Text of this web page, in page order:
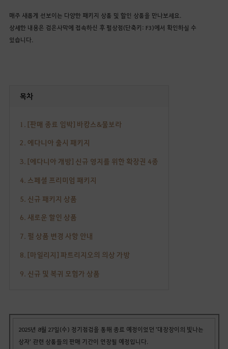
매주 새롭게 선보이는 다양한 패키지 상품 및 할인 상품을 만나보세요.
상세한 내용은 검은사막에 접속하신 후 펄상점(단축키: F3)에서 확인하실 수
있습니다.
목차
1. [판매 종료 임박] 바캉스&물보라
2. 에다니아 출시 패키지
3. [에다니아 개방] 신규 영지를 위한 확장권 4종
4. 스페셜 프리미엄 패키지
5. 신규 패키지 상품
6. 새로운 할인 상품
7. 펄 상품 변경 사항 안내
8. [마일리지] 파트리지오의 의상 가방
9. 신규 및 복귀 모험가 상품
2025년 8월 27일(수) 정기점검을 통해 종료 예정이었던 '대장장이의 빛나는
상자' 관련 상품들의 판매 기간이 연장될 예정입니다.